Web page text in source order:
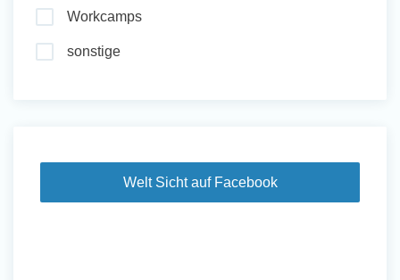
Workcamps
sonstige
Welt Sicht auf Facebook